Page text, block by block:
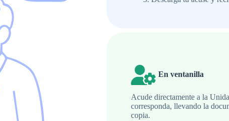
En ventanilla
Acude directamente a la
corresponda, llevando la
copia.